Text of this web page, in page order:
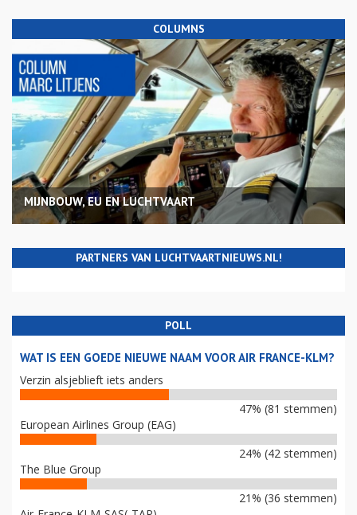
COLUMNS
MIJNBOUW, EU EN LUCHTVAART
PARTNERS VAN LUCHTVAARTNIEUWS.NL!
POLL
WAT IS EEN GOEDE NIEUWE NAAM VOOR AIR FRANCE-KLM?
Verzin alsjeblieft iets anders
47% (81 stemmen)
European Airlines Group (EAG)
24% (42 stemmen)
The Blue Group
21% (36 stemmen)